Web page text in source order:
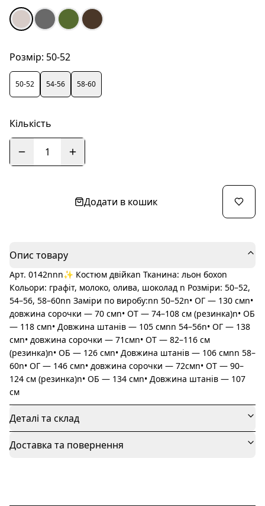
Розмір: 50-52
50-52 54-56 58-60
Кількість
1
Додати в кошик
Опис товару
Арт. 0142nnn✨ Костюм двійкаn Тканина: льон бохоn
Кольори: графіт, молоко, олива, шоколад n Розміри: 50–52,
54–56, 58–60nn Заміри по виробу:nn 50–52n• ОГ — 130 смn•
довжина сорочки — 70 смn• ОТ — 74–108 см (резинка)n• ОБ
— 118 смn• Довжина штанів — 105 смnn 54–56n• ОГ — 138
смn• довжина сорочки — 71смn• ОТ — 82–116 см
(резинка)n• ОБ — 126 смn• Довжина штанів — 106 смnn 58–
60n• ОГ — 146 смn• довжина сорочки — 72смn• ОТ — 90–
124 см (резинка)n• ОБ — 134 смn• Довжина штанів — 107
см
Деталі та склад
Доставка та повернення